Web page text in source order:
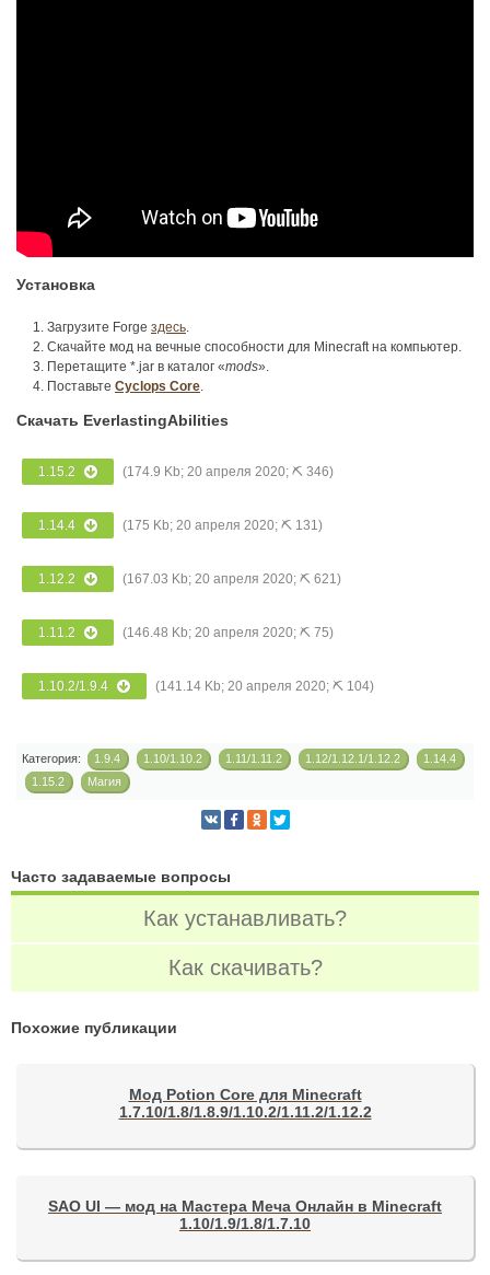
Установка
Загрузите Forge здесь
Скачайте мод на вечные способности для Minecraft на компьютер.
Перетащите *.jar в каталог «mods».
Поставьте Cyclops Core
Скачать EverlastingAbilities
1.15.2 (174.9 Kb; 20 апреля 2020; ⛏ 346)
1.14.4 (175 Kb; 20 апреля 2020; ⛏ 131)
1.12.2 (167.03 Kb; 20 апреля 2020; ⛏ 621)
1.11.2 (146.48 Kb; 20 апреля 2020; ⛏ 75)
1.10.2/1.9.4 (141.14 Kb; 20 апреля 2020; ⛏ 104)
Категория: 1.9.4 1.10/1.10.2 1.11/1.11.2 1.12/1.12.1/1.12.2
1.14.4
1.15.2
Магия
Часто задаваемые вопросы
Как устанавливать?
Как скачивать?
Похожие публикации
Мод Potion Core для Minecraft
1.7.10/1.8/1.8.9/1.10.2/1.11.2/1.12.2
SAO UI — мод на Мастера Меча Онлайн в Minecraft
1.10/1.9/1.8/1.7.10